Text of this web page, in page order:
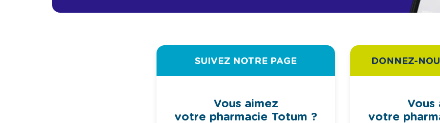
SUIVEZ NOTRE PAGE
Vous aimez
votre pharmacie Totum ?
DONNEZ-
Vous
votre